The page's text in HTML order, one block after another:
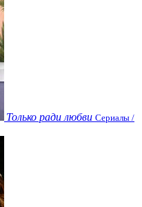
Только ради любви Сериалы /